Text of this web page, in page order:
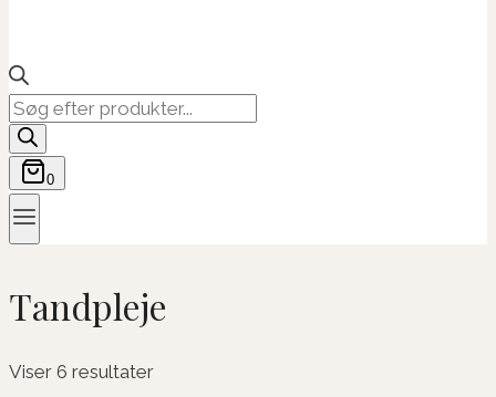
Products
search
0
Tandpleje
Viser 6 resultater